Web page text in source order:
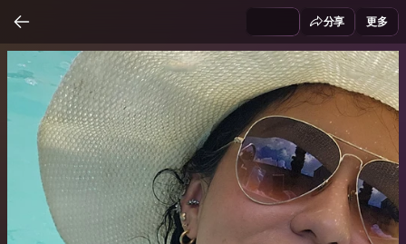
分享 更多